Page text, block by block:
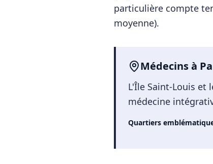
particulière compte
moyenne).
Médecinsà
L'Île Saint-Louis et
médecine
Quartiers